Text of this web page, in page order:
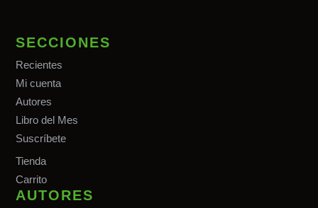
SECCIONES
Recientes
Mi cuenta
Autores
Libro del Mes
Suscríbete
Tienda
Carrito
AUTORES